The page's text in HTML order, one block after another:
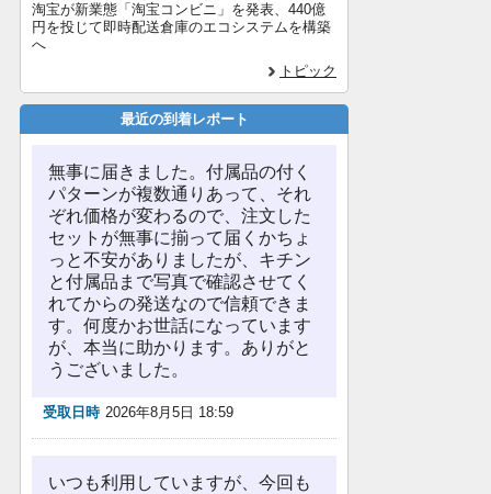
淘宝が新業態「淘宝コンビニ」を発表、440億
円を投じて即時配送倉庫のエコシステムを構築
へ
トピック
最近の到着レポート
無事に届きました。付属品の付く
パターンが複数通りあって、それ
ぞれ価格が変わるので、注文した
セットが無事に揃って届くかちょ
っと不安がありましたが、キチン
と付属品まで写真で確認させてく
れてからの発送なので信頼できま
す。何度かお世話になっています
が、本当に助かります。ありがと
うございました。
受取日時 2026年8月5日 18:59
いつも利用していますが、今回も